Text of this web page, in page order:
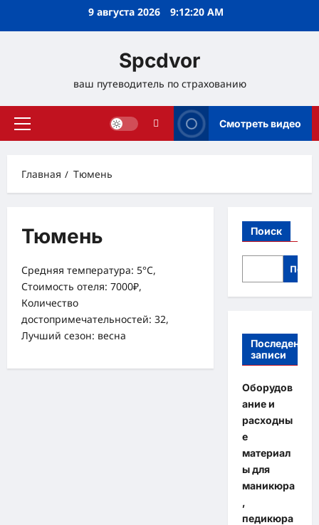
9 августа 2026 9:12:21 AM
Spcdvor
ваш путеводитель по страхованию
Основное
Смотреть видео
Главная Тюмень
Тюмень
Средняя температура: 5°C,
Стоимость отеля: 7000₽,
Количество
достопримечательностей: 32,
Лучший сезон: весна
Поиск
Поиск
Последение
записи
Оборудов
ание и
расходны
е
материал
ы для
маникюра
,
педикюра